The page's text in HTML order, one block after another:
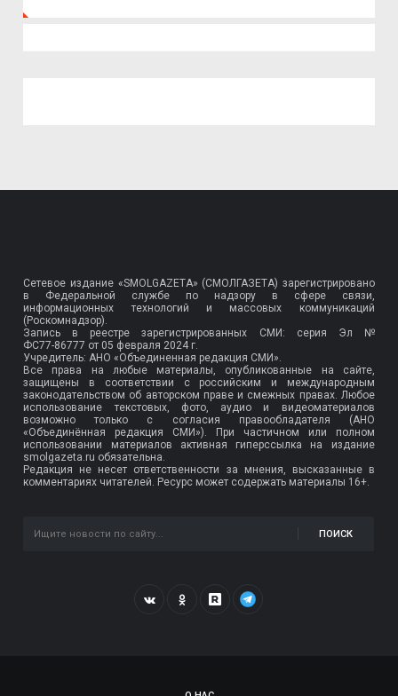
Сетевое издание «SMOLGAZETA» (СМОЛГАЗЕТА) зарегистрировано
в Федеральной службе по надзору в сфере связи,
информационных технологий и массовых коммуникаций
(Роскомнадзор).
Запись в реестре зарегистрированных СМИ: серия Эл №
ФС77-86777 от 05 февраля 2024 г.
Учредитель: АНО «Объединенная редакция СМИ».
Все права на любые материалы, опубликованные на сайте,
защищены в соответствии с российским и международным
законодательством об авторском праве и смежных правах. Любое
использование текстовых, фото, аудио и видеоматериалов
возможно только с согласия правообладателя (АНО
«Объединённая редакция СМИ»). При частичном или полном
использовании материалов активная гиперссылка на издание
smolgazeta.ru обязательна.
Редакция не несет ответственности за мнения, высказанные в
комментариях читателей. Ресурс может содержать материалы 16+.
ПОИСК